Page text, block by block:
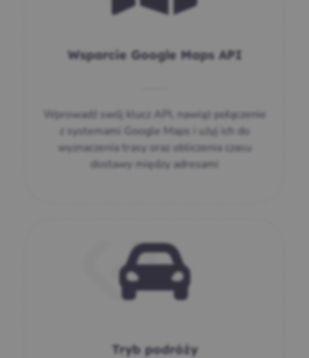
Wsparcie Google Maps API
Wprowadź swój klucz API, nawiąż połączenie
z systemami Google Maps i użyj ich do
wyznaczenia trasy oraz obliczenia czasu
dostawy między adresami
Tryb podróży